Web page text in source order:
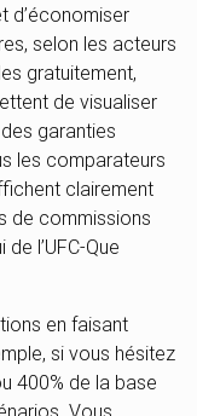
d’économiser
selon les acteurs
gratuitement,
de visualiser
garanties
les comparateurs
clairement
de commissions
l’UFC-Que
en faisant
si vous hésitez
400% de la base
Vous